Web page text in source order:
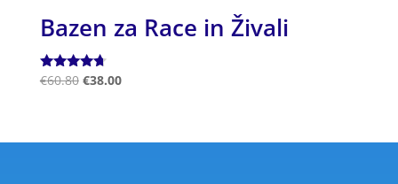
Bazen za Race in Živali
Ocenjeno
€60.80 €38.00